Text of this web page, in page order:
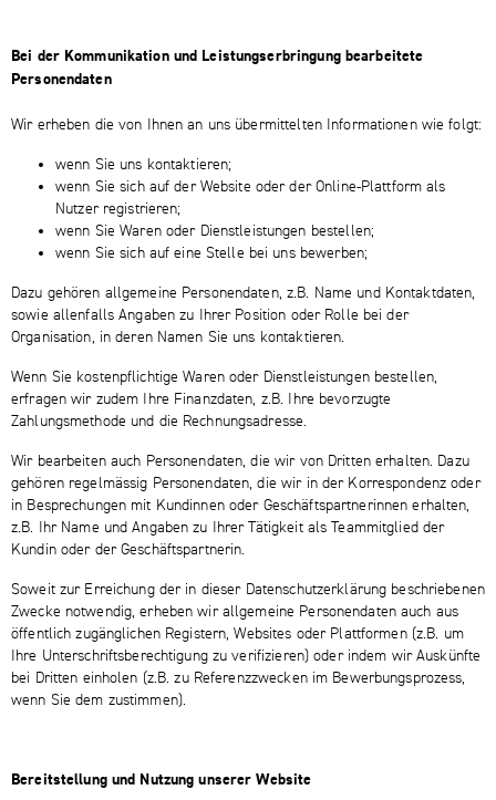
Bei der Kommunikation und Leistungserbringung bearbeitete
Personendaten
Wir erheben die von Ihnen an uns übermittelten Informationen wie folgt:
wenn Sie uns kontaktieren;
wenn Sie sich auf der Website oder der Online-Plattform als
Nutzer registrieren;
wenn Sie Waren oder Dienstleistungen bestellen;
wenn Sie sich auf eine Stelle bei uns bewerben;
Dazu gehören allgemeine Personendaten, z.B. Name und Kontaktdaten,
sowie allenfalls Angaben zu Ihrer Position oder Rolle bei der
Organisation, in deren Namen Sie uns kontaktieren.
Wenn Sie kostenpflichtige Waren oder Dienstleistungen bestellen,
erfragen wir zudem Ihre Finanzdaten, z.B. Ihre bevorzugte
Zahlungsmethode und die Rechnungsadresse.
Wir bearbeiten auch Personendaten, die wir von Dritten erhalten. Dazu
gehören regelmässig Personendaten, die wir in der Korrespondenz oder
in Besprechungen mit Kundinnen oder Geschäftspartnerinnen erhalten,
z.B. Ihr Name und Angaben zu Ihrer Tätigkeit als Teammitglied der
Kundin oder der Geschäftspartnerin.
Soweit zur Erreichung der in dieser Datenschutzerklärung beschriebenen
Zwecke notwendig, erheben wir allgemeine Personendaten auch aus
öffentlich zugänglichen Registern, Websites oder Plattformen (z.B. um
Ihre Unterschriftsberechtigung zu verifizieren) oder indem wir Auskünfte
bei Dritten einholen (z.B. zu Referenzzwecken im Bewerbungsprozess,
wenn Sie dem zustimmen).
Bereitstellung und Nutzung unserer Website